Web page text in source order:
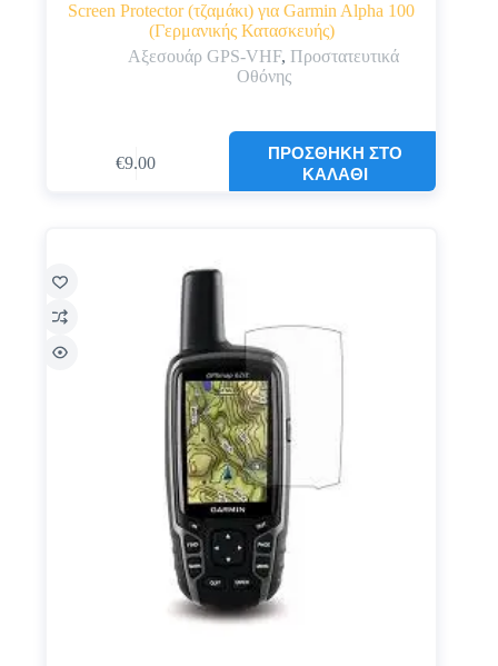
Screen Protector (τζαμάκι) για Garmin Alpha 100
(Γερμανικής Κατασκευής)
Αξεσουάρ GPS-VHF, Προστατευτικά
Οθόνης
€9.00
ΠΡΟΣΘΉΚΗ ΣΤΟ
ΚΑΛΆΘΙ